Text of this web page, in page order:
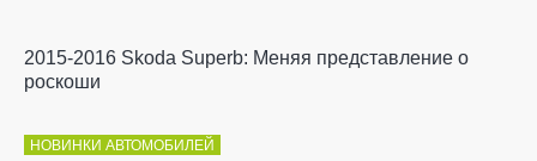
2015-2016 Skoda Superb: Меняя представление о
роскоши
НОВИНКИ АВТОМОБИЛЕЙ